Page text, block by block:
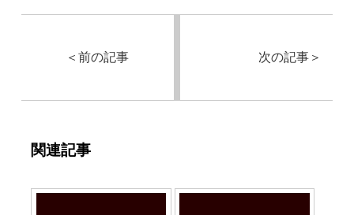
＜前の記事 次の記事 ＞
関連記事